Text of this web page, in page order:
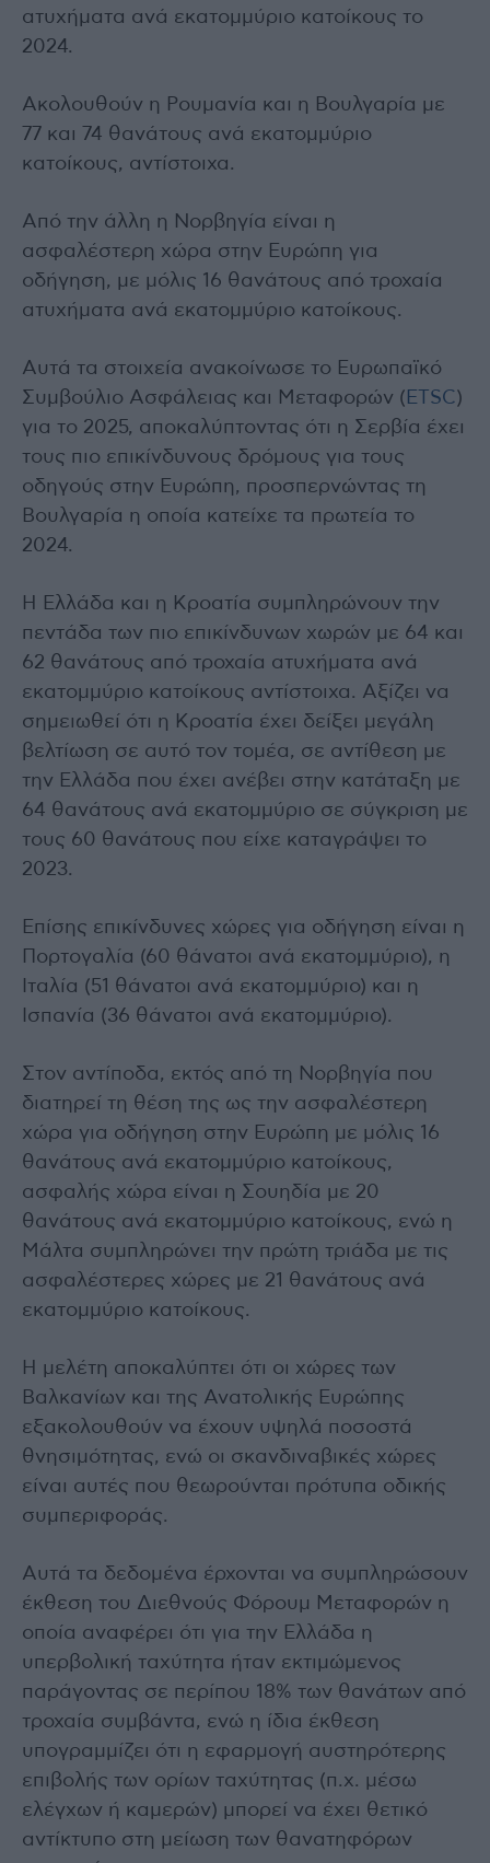
ατυχήματα ανά εκατομμύριο κατοίκους το
2024.
Ακολουθούν η Ρουμανία και η Βουλγαρία με
77 και 74 θανάτους ανά εκατομμύριο
κατοίκους, αντίστοιχα.
Από την άλλη η Νορβηγία είναι η
ασφαλέστερη χώρα στην Ευρώπη για
οδήγηση, με μόλις 16 θανάτους από τροχαία
ατυχήματα ανά εκατομμύριο κατοίκους.
Αυτά τα στοιχεία ανακοίνωσε το Ευρωπαϊκό
Συμβούλιο Ασφάλειας και Μεταφορών ( ETSC)
για το 2025, αποκαλύπτοντας ότι η Σερβία έχει
τους πιο επικίνδυνους δρόμους για τους
οδηγούς στην Ευρώπη, προσπερνώντας τη
Βουλγαρία η οποία κατείχε τα πρωτεία το
2024.
Η Ελλάδα και η Κροατία συμπληρώνουν την
πεντάδα των πιο επικίνδυνων χωρών με 64 και
62 θανάτους από τροχαία ατυχήματα ανά
εκατομμύριο κατοίκους αντίστοιχα. Αξίζει να
σημειωθεί ότι η Κροατία έχει δείξει μεγάλη
βελτίωση σε αυτό τον τομέα, σε αντίθεση με
την Ελλάδα που έχει ανέβει στην κατάταξη με
64 θανάτους ανά εκατομμύριο σε σύγκριση με
τους 60 θανάτους που είχε καταγράψει το
2023.
Επίσης επικίνδυνες χώρες για οδήγηση είναι η
Πορτογαλία (60 θάνατοι ανά εκατομμύριο), η
Ιταλία (51 θάνατοι ανά εκατομμύριο) και η
Ισπανία (36 θάνατοι ανά εκατομμύριο).
Στον αντίποδα, εκτός από τη Νορβηγία που
διατηρεί τη θέση της ως την ασφαλέστερη
χώρα για οδήγηση στην Ευρώπη με μόλις 16
θανάτους ανά εκατομμύριο κατοίκους,
ασφαλής χώρα είναι η Σουηδία με 20
θανάτους ανά εκατομμύριο κατοίκους, ενώ η
Μάλτα συμπληρώνει την πρώτη τριάδα με τις
ασφαλέστερες χώρες με 21 θανάτους ανά
εκατομμύριο κατοίκους.
Η μελέτη αποκαλύπτει ότι οι χώρες των
Βαλκανίων και της Ανατολικής Ευρώπης
εξακολουθούν να έχουν υψηλά ποσοστά
θνησιμότητας, ενώ οι σκανδιναβικές χώρες
είναι αυτές που θεωρούνται πρότυπα οδικής
συμπεριφοράς.
Αυτά τα δεδομένα έρχονται να συμπληρώσουν
έκθεση του Διεθνούς Φόρουμ Μεταφορών η
οποία αναφέρει ότι για την Ελλάδα η
υπερβολική ταχύτητα ήταν εκτιμώμενος
παράγοντας σε περίπου 18% των θανάτων από
τροχαία συμβάντα, ενώ η ίδια έκθεση
υπογραμμίζει ότι η εφαρμογή αυστηρότερης
επιβολής των ορίων ταχύτητας (π.χ. μέσω
ελέγχων ή καμερών) μπορεί να έχει θετικό
αντίκτυπο στη μείωση των θανατηφόρων